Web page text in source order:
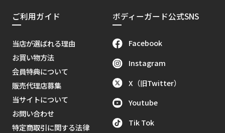
ご利用ガイド
当店が選ばれる理由
お買い物方法
会員特典について
販売代理店募集
当サイトについて
お問い合わせ
特定商取引に関する法律
ボディーガード公式SNS
Facebook
Instagram
X（旧Twitter）
Youtube
Tik Tok